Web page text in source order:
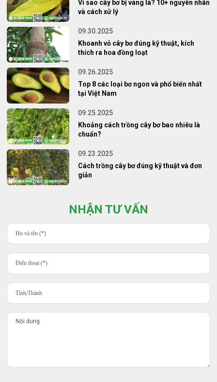
Vì sao cây bơ bị vàng lá? 10+ nguyên nhân
và cách xử lý
09.30.2025
Khoanh vỏ cây bơ đúng kỹ thuật, kích
thích ra hoa đồng loạt
09.26.2025
Top 8 các loại bơ ngon và phổ biến nhất
tại Việt Nam
09.25.2025
Khoảng cách trồng cây bơ bao nhiêu là
chuẩn?
09.23.2025
Cách trồng cây bơ đúng kỹ thuật và đơn
giản
NHẬN TƯ VẤN